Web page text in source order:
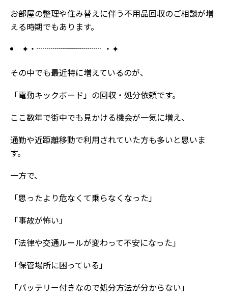
お部屋の整理や住み替えに伴う不用品回収のご相談が増
える時期でもあります。
✦・┈┈┈┈┈┈┈┈ ・✦
その中でも最近特に増えているのが、
「電動キックボード」の回収・処分依頼です。
ここ数年で街中でも見かける機会が一気に増え、
通勤や近距離移動で利用されていた方も多いと思いま
す。
一方で、
「思ったより危なくて乗らなくなった」
「事故が怖い」
「法律や交通ルールが変わって不安になった」
「保管場所に困っている」
「バッテリー付きなので処分方法が分からない」